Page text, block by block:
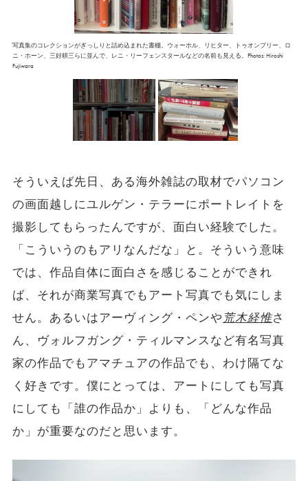
写真集のコレクションがぎっしりと詰め込まれた書棚。ウォーホル、リヒター、トゥオンブリー、ロ
ニ・ホーン、三好耕三らに並んで、レニ・リーフェンスタールなどの名前も見える。Photos: Hiroshi
Fujiwara
そういえば先日、ある海外雑誌の取材でパソコン
の画面越しにユルゲン・テラーにポートレイトを
撮影してもらったんですが、面白い経験でした。
「こういうのもアリなんだな」と。そういう意味
では、作品自体に面白さを感じることができれ
ば、それが商業写真でもアート写真でも気にしま
せん。あるいはアーヴィング・ペンや 荒木経惟さ
ん、ヴォルフガング・ティルマンスなど有名写真
家の作品でもアマチュアの作品でも、わけ隔てな
く好きです。僕にとっては、アートにしても写真
にしても「誰の作品か」よりも、「どんな作品
か」が重要なのだと思います。